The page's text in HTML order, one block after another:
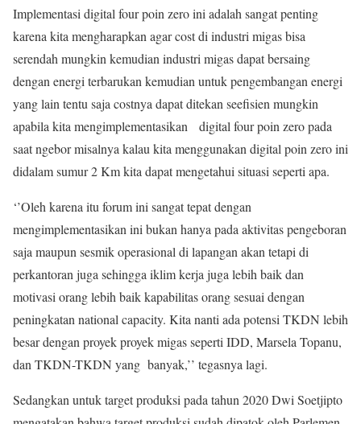
Implementasi digital four poin zero ini adalah sangat penting
karena kita mengharapkan agar cost di industri migas bisa
serendah mungkin kemudian industri migas dapat bersaing
dengan energi terbarukan kemudian untuk pengembangan energi
yang lain tentu saja costnya dapat ditekan seefisien mungkin
apabila kita mengimplementasikan digital four poin zero pada
saat ngebor misalnya kalau kita menggunakan digital poin zero ini
didalam sumur 2 Km kita dapat mengetahui situasi seperti apa.
‘’Oleh karena itu forum ini sangat tepat dengan
mengimplementasikan ini bukan hanya pada aktivitas pengeboran
saja maupun sesmik operasional di lapangan akan tetapi di
perkantoran juga sehingga iklim kerja juga lebih baik dan
motivasi orang lebih baik kapabilitas orang sesuai dengan
peningkatan national capacity. Kita nanti ada potensi TKDN lebih
besar dengan proyek proyek migas seperti IDD, Marsela Topanu,
dan TKDN-TKDN yang banyak,’’ tegasnya lagi.
Sedangkan untuk target produksi pada tahun 2020 Dwi Soetjipto